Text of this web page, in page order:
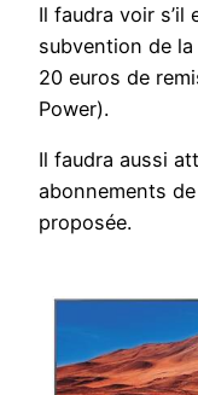
Il faudra voir s’il
subvention de
20 euros de
Power).
Il faudra aussi
abonnements
proposée.